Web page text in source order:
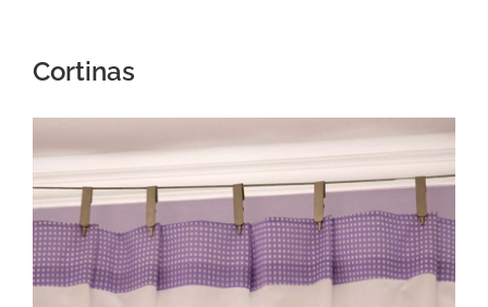
Cortinas